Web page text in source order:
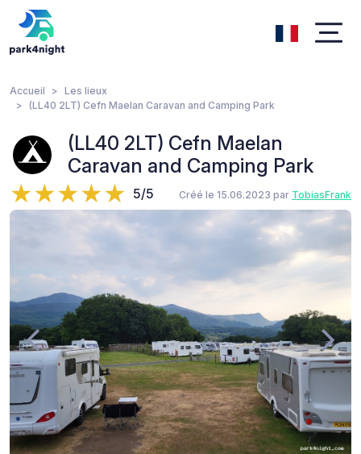
Accueil
Les lieux
(LL40 2LT) Cefn Maelan Caravan and Camping Park
(LL40 2LT) Cefn Maelan
Caravan and Camping Park
5/5 Créé le 15.06.2023 par TobiasFrank